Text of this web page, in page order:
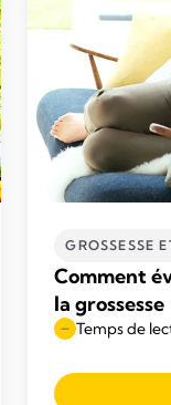
GROSSESSE
Comment
la grossesse
Temps de